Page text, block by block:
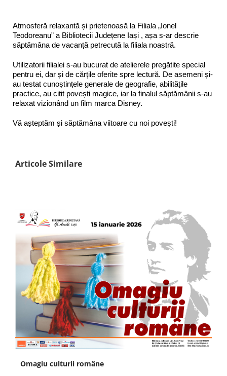
Atmosferă relaxantă și prietenoasă la Filiala „Ionel
Teodoreanu” a Bibliotecii Județene Iași , așa s-ar descrie
săptămâna de vacanță petrecută la filiala noastră.
Utilizatorii filialei s-au bucurat de atelierele pregătite special
pentru ei, dar și de cărțile oferite spre lectură. De asemeni și-
au testat cunoștințele generale de geografie, abilitățile
practice, au citit povești magice, iar la finalul săptămânii s-au
relaxat vizionând un film marca Disney.
Vă așteptăm și săptămâna viitoare cu noi povești!
Articole Similare
Omagiu culturii române